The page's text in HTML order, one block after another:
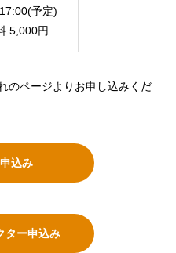
予定)
5,000円
のページよりお申し込みくだ
込み
ター申込み